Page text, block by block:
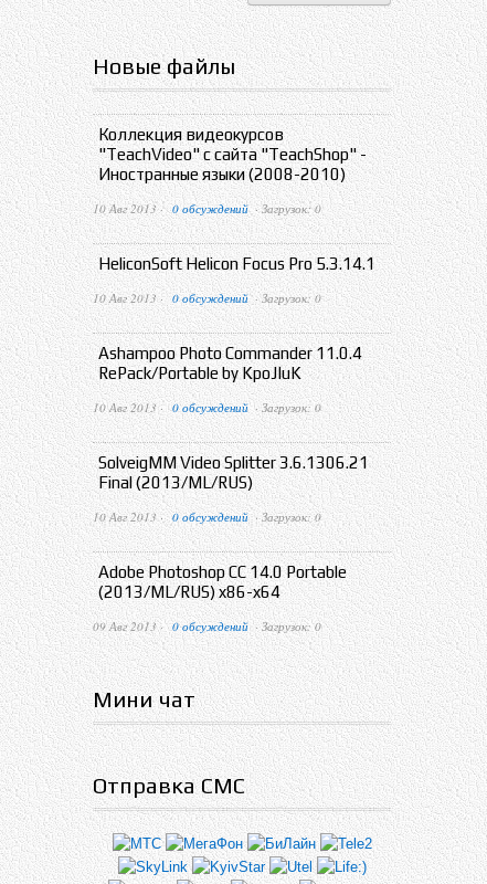
Новые файлы
Коллекция видеокурсов
"TeachVideo" с сайта "TeachShop" -
Иностранные языки (2008-2010)
10 Авг 2013 · 0 обсуждений · Загрузок: 0
HeliconSoft Helicon Focus Pro 5.3.14.1
10 Авг 2013 · 0 обсуждений · Загрузок: 0
Ashampoo Photo Commander 11.0.4
RePack/Portable by KpoJIuK
10 Авг 2013 · 0 обсуждений · Загрузок: 0
SolveigMM Video Splitter 3.6.1306.21
Final (2013/ML/RUS)
10 Авг 2013 · 0 обсуждений · Загрузок: 0
Adobe Photoshop CC 14.0 Portable
(2013/ML/RUS) x86-x64
09 Авг 2013 · 0 обсуждений · Загрузок: 0
Мини чат
Отправка СМС